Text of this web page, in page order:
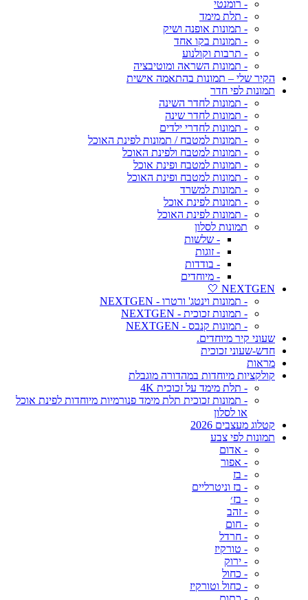
- רומנטי
- תלת מימד
- תמונות אופנה ושיק
- תמונות בקו אחד
- תרבות וקולנוע
- תמונות השראה ומוטיבציה
הקיר שלי – תמונות בהתאמה אישית
תמונות לפי חדר
- תמונות לחדר השינה
- תמונות לחדר שינה
- תמונות לחדרי ילדים
- תמונות למטבח / תמונות לפינת האוכל
- תמונות למטבח ולפינת האוכל
- תמונות למטבח ופינת אוכל
- תמונות למטבח ופינת האוכל
- תמונות למשרד
- תמונות לפינת אוכל
- תמונות לפינת האוכל
תמונות לסלון
- שלשות
- זוגות
- בודדות
- מיוחדים
NEXTGEN 🤍
- תמונות וינטג' ורטרו - NEXTGEN
- תמונות זכוכית - NEXTGEN
- תמונות קנבס - NEXTGEN
שעוני קיר מיוחדים.
חדש-שעוני זכוכית
מראות
קולקציות מיוחדות במהדורה מוגבלת
- תלת מימד על זכוכית 4K
- תמונות זכוכית תלת מימד פנורמיות מיוחדות לפינת אוכל
או לסלון
קטלוג מעצבים 2026
תמונות לפי צבע
- אדום
- אפור
- בז
- בז וניטרליים
- בז׳
- זהב
- חום
- חרדל
- טורקיז
- ירוק
- כחול
- כחול וטורקיז